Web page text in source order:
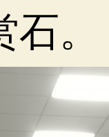
。